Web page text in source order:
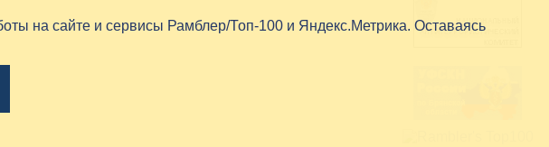
на сайте и сервисы Рамблер/Топ-100 и Яндекс.Метрика. Оставаясь